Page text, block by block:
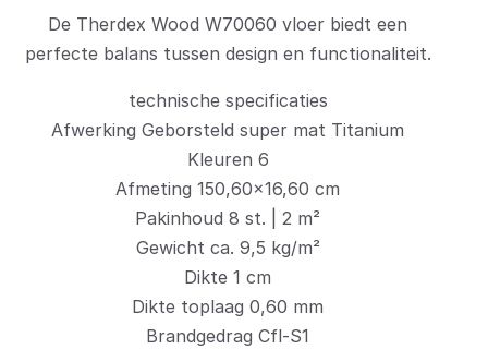
De Therdex Wood W70060 vloer biedt een
perfecte balans tussen design en functionaliteit.
technische specificaties
Afwerking Geborsteld super mat Titanium
Kleuren 6
Afmeting 150,60×16,60 cm
Pakinhoud 8 st. | 2 m²
Gewicht ca. 9,5 kg/m²
Dikte 1 cm
Dikte toplaag 0,60 mm
Brandgedrag Cfl-S1